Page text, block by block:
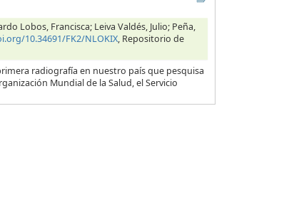
Lobos, Francisca; Leiva Valdés, Julio; Peña,
10.34691/FK2/NLOKIX, Repositorio de
radiografía en nuestro país que pesquisa
Mundial de la Salud, el Servicio